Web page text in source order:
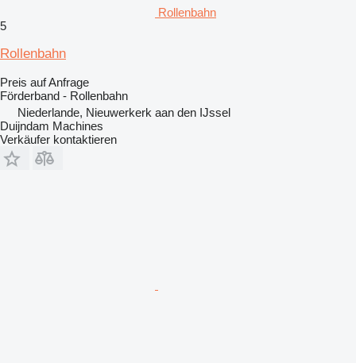
Rollenbahn
5
Rollenbahn
Preis auf Anfrage
Förderband - Rollenbahn
Niederlande, Nieuwerkerk aan den IJssel
Duijndam Machines
Verkäufer kontaktieren